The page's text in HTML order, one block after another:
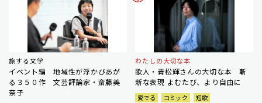
旅する文学
イベント編 地域性が浮かびあが
る３５０作 文芸評論家・斎藤美
奈子
わたしの大切な本
歌人・青松輝さんの大切な本 斬
新な表現 よむたび、より自由に
愛でる コミック 短歌